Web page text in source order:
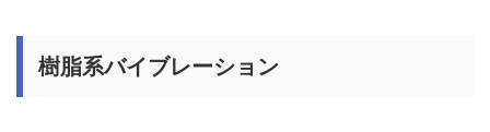
樹脂系バイブレーション